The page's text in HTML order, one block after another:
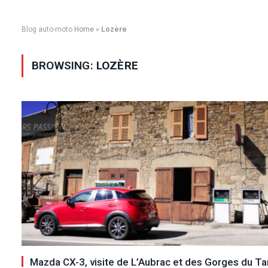
Blog auto-moto Home » Lozère
BROWSING: LOZÈRE
Mazda CX-3, visite de L’Aubrac et des Gorges du